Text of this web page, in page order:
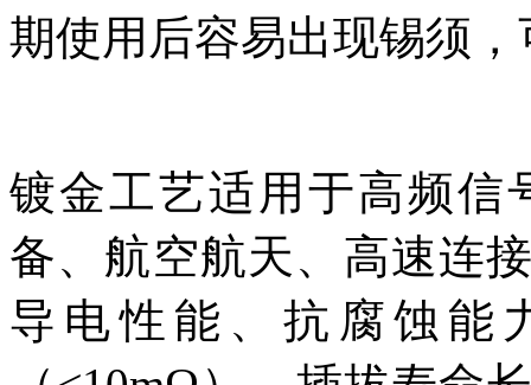
期使用后容易出现锡须
镀金工艺适用于高频信
备、航空航天、高速连
导电性能、抗腐蚀能